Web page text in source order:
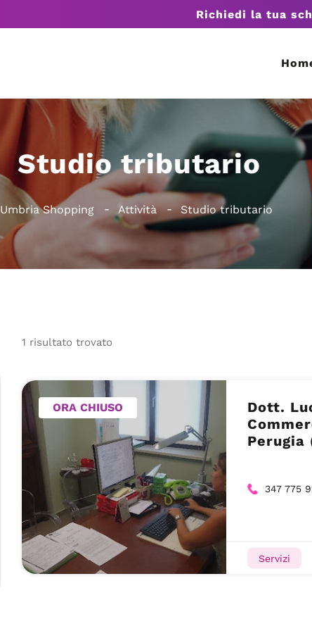
Richiedi la tua
Studio tributario
Umbria Shopping Attività Studio tributario
1 risultato trovato
ORA CHIUSO
Dott.
Perugia
347 775
Servizi